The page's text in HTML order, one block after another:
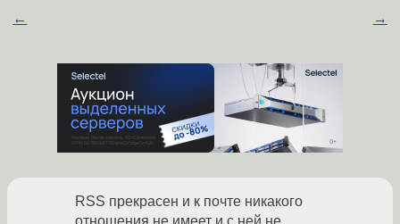
← →
RSS прекрасен и к почте никакого